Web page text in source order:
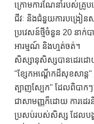
ក្រោមការណែនាំរបស់គ្រូប
ជីវៈ និងជំនួយការបង្រៀន
ប្រវេសន៍ថ្មីចំនួន 20 នាក់ប
អារម្មណ៍ និងហ្មត់ចត់។
សិស្សានុសិស្សបានដេរដោ
"ខ្សែកអណ្តើកដ៏សុខសាន្ត
ត្បាញស្បែក" ដែលពិបាក
ជាសាមញ្ញក៏ដោយ ការដេ
ប្រសប់របស់សិស្ស ដែលបង្